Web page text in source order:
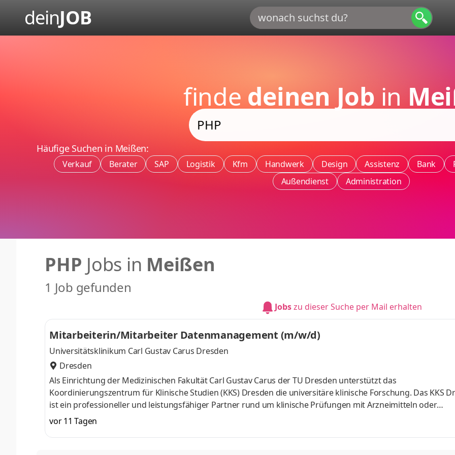
deinJOB
finde deinen Job in
Häufige Suchen in Meißen:
Verkauf Berater SAP Logistik Kfm Handwerk Design Assistenz Bank
Außendienst
Administration
PHP Jobs in Meißen
1 Job gefunden
Jobszu dieser Suche per Mail erhalten
Mitarbeiterin/Mitarbeiter Datenmanagement (m/w/d)
Universitätsklinikum Carl Gustav Carus Dresden
Dresden
Als Einrichtung der Medizinischen Fakultät Carl Gustav Carus der TU Dresden unterstützt das
Koordinierungszentrum für Klinische Studien (KKS) Dresden die universitäre klinische Forschung. Das KKS
ist ein professioneller und leistungsfähiger Partner rund um klinische Prüfungen mit Arzneimitteln oder
Medizinprodukten. Aufgaben Konzeption und Durchführung des Datenmanagements für Klinische
Phasen I bis IV im In- und Ausland entsprechend internationalem Standard ICH-GCP sowie den gesetzlichen
Richtlinien Entwicklung klinischer Studiendatenbanken inkl. Erstellung von Plausibilitäts- und
vor 11 Tagen